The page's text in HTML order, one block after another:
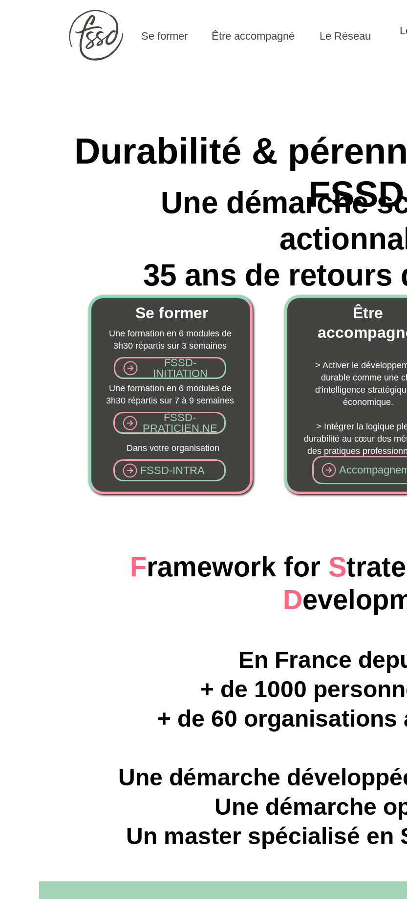
Le
Être accompagné
Se former Le Réseau
Durabilité &
FSSD !
Une démarche
35 ans de retours
accompagné
> Activer le développement
durable comme une clef
d'intelligence stratégique et
économique.
> Intégrer la logique pleine
durabilité au cœur des métiers et
des pratiques professionnelles.
Se former
Une formation en 6 modules de
3h30 répartis sur 3 semaines
FSSD-
INITIATION
Une formation en 6 modules de
3h30 répartis sur 7 à 9 semaines
FSSD-
PRATICIEN.NE
Dans votre organisation
Accompagnement
FSSD-INTRA
ramework forS
En France depuis
+ de 1000
+ de 60 organisations
Une démarche développée
Une démarche
Un master spécialisé en